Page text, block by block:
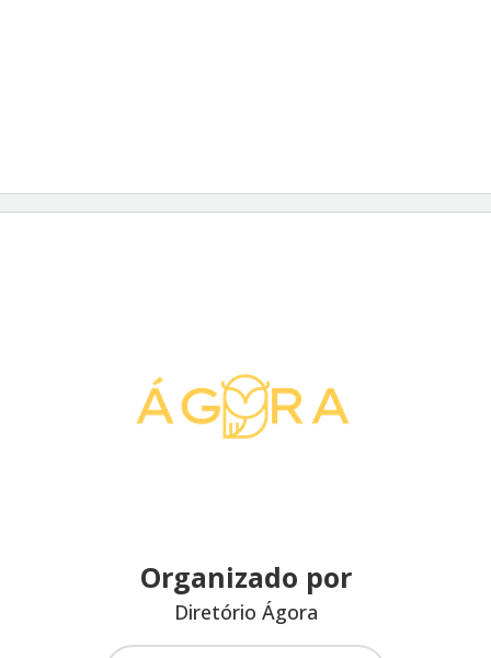
Organizado por
Diretório Ágora